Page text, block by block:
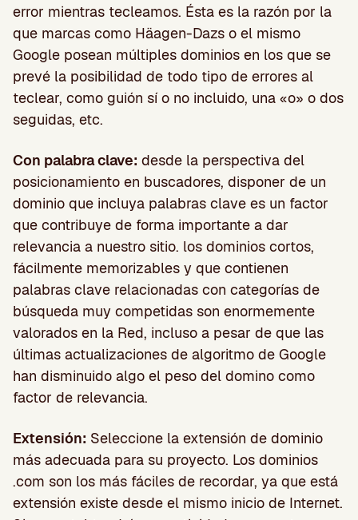
error mientras tecleamos. Ésta es la razón por la
que marcas como Häagen-Dazs o el mismo
Google posean múltiples dominios en los que se
prevé la posibilidad de todo tipo de errores al
teclear, como guión sí o no incluido, una «o» o dos
seguidas, etc.
Con palabra clave: desde la perspectiva del
posicionamiento en buscadores, disponer de un
dominio que incluya palabras clave es un factor
que contribuye de forma importante a dar
relevancia a nuestro sitio. los dominios cortos,
fácilmente memorizables y que contienen
palabras clave relacionadas con categorías de
búsqueda muy competidas son enormemente
valorados en la Red, incluso a pesar de que las
últimas actualizaciones de algoritmo de Google
han disminuido algo el peso del domino como
factor de relevancia.
Extensión: Seleccione la extensión de dominio
más adecuada para su proyecto. Los dominios
.com son los más fáciles de recordar, ya que está
extensión existe desde el mismo inicio de Internet.